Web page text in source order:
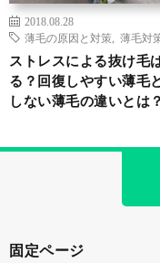
2018.08.28
薄毛の原因と対策
薄毛対
ストレスによる抜け毛
る？回復しやすい薄毛
しない薄毛の違いとは？
固定ページ